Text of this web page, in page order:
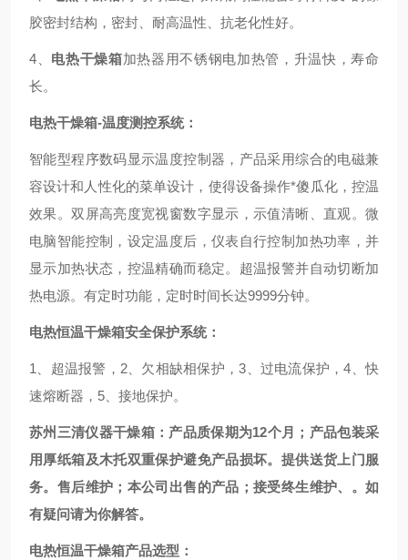
胶密封结构，密封、耐高温性、抗老化性好。
4、 电热干燥箱加热器用不锈钢电加热管，升温快，寿命
长。
电热干燥箱-温度测控系统：
智能型程序数码显示温度控制器 ，产品采用综合的电磁兼
容设计和人性化的菜单设计，使得设备操作*傻瓜化，控温
效果。双屏高亮度宽视窗数字显示，示值清晰、直观。微
电脑智能控制，设定温度后，仪表自行控制加热功率，并
显示加热状态，控温精确而稳定。超温报警并自动切断加
热电源。有定时功能，定时时间长达9999分钟。
电热恒温干燥箱安全保护系统：
1、超温报警，2、欠相缺相保护，3、过电流保护，4、快
速熔断器，5、接地保护。
苏州三清仪器干燥箱：产品质保期为12个月；产品包装采
用厚纸箱及木托双重保护避免产品损坏。提供送货上门服
务。售后维护；本公司出售的产品；接受终生维护、。如
有疑问请为你解答。
电热恒温干燥箱产品选型：